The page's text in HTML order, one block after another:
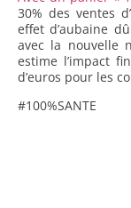
30% des ventes
effet d’aubaine
avec la nouvelle
estime l’impact
d’euros pour les
#100%SANTE